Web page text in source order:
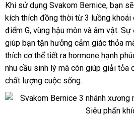
massage
điểm
G
cây
xương
rồng
massage
điểm
Svakom
Bernice
dương
vật
giả
nhánh
cây
xương
xưởng
Khi sử dụng Svakom Bernicetheo
yêu
cầu
, bạn vệ
sẽ
kích thích đồng thời từ 3 luồng khoái
điểm Gđổi
trả
, vùng hậu môn nhập
khẩu
và âm vật
dẫn
. Sự
giúp bạn tận hưởng cảm giác thỏa
thích cơ thể tiết ra hormone hạnh
nhu cầu sinh lý vận
chuyển
mà còn giúp giải tỏa
chất lượng cuộc sống.